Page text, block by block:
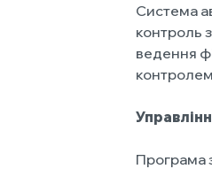
Система
контроль
ведення
Програма